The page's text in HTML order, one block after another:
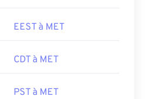
EEST à MET
CDT à MET
PST à MET